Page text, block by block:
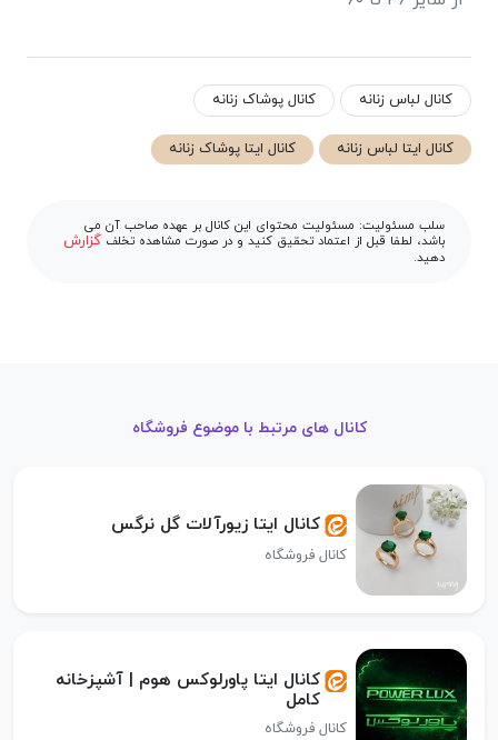
کانال لباس زنانه کانال پوشاک زنانه
کانال ایتا لباس زنانه کانال ایتا پوشاک زنانه
سلب مسئولیت: مسئولیت محتوای این کانال بر عهده صاحب آن می
باشد، لطفا قبل از اعتماد تحقیق کنید و در صورت مشاهده تخلف گزارش
دهید.
کانال های مرتبط با موضوع فروشگاه
کانال ایتا زیورآلات گل نرگس
کانال فروشگاه
کانال ایتا پاورلوکس هوم | آشپزخانه
کامل
کانال فروشگاه